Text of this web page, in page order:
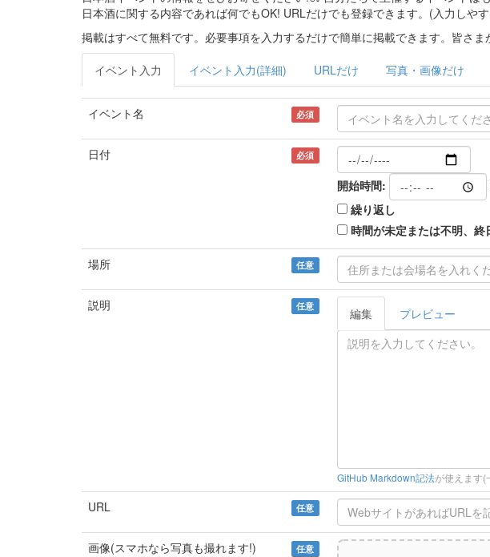
日本酒に関する内容であれば何でもOK! URLだけでも登録できます。(入力しや
掲載はすべて無料です。必要事項を入力するだけで簡単に掲載できます。皆さ
イベント入力 イベント入力(詳細) URLだけ 写真・画像だけ
イベント名 必須
日付 必須
開始時間:
繰り返し
時間が未定または不明、終
場所 任意
説明 任意 編集 プレビュー
GitHub Markdown記法が使えます(
URL 任意
画像(スマホなら写真も撮れます!) 任意